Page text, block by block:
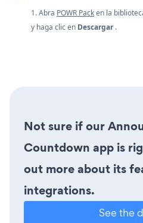
1. Abra POWR Packen la
y haga clic en Descargar.
Not sure if our
Countdown app is
out more about its
integrations.
See the